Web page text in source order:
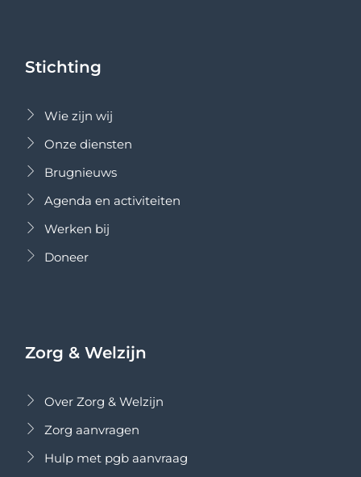
Stichting
Wie zijn wij
Onze diensten
Brugnieuws
Agenda en activiteiten
Werken bij
Doneer
Zorg & Welzijn
Over Zorg & Welzijn
Zorg aanvragen
Hulp met pgb aanvraag